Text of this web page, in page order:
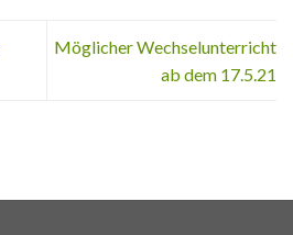
Möglicher Wechselunterricht
ab dem 17.5.21